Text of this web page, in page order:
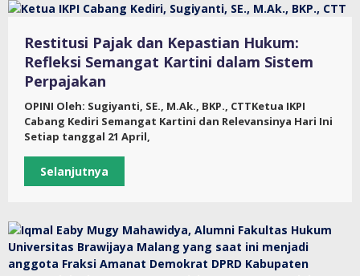
Restitusi Pajak dan Kepastian Hukum:
Refleksi Semangat Kartini dalam Sistem
Perpajakan
OPINI Oleh: Sugiyanti, SE., M.Ak., BKP., CTTKetua IKPI
Cabang Kediri Semangat Kartini dan Relevansinya Hari Ini
Setiap tanggal 21 April,
Selanjutnya